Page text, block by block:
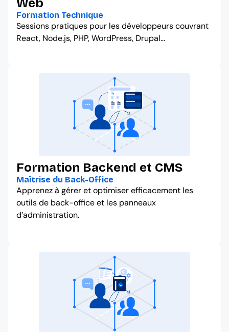
Web
Formation Technique
Sessions pratiques pour les développeurs couvrant
React, Node.js, PHP, WordPress, Drupal…
Formation Backend et CMS
Maîtrise du Back-Office
Apprenez à gérer et optimiser efficacement les
outils de back-office et les panneaux
d’administration.